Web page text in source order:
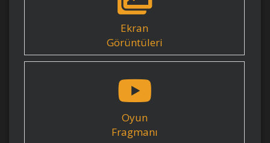
Ekran
Görüntüleri
Oyun
Fragmanı